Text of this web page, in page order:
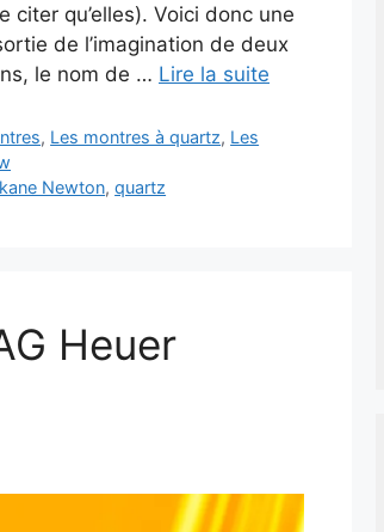
qu’elles). Voici donc une
de l’imagination de deux
le nom de … Lire la suite
, Les montres à quartz, Les
Newton,quartz
Heuer